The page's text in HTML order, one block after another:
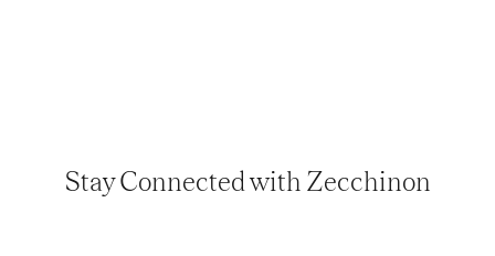
Stay Connected with Zecchinon